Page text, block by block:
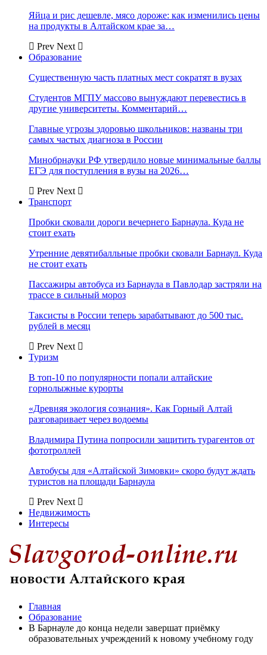
Яйца и рис дешевле, мясо дороже: как изменились цены
на продукты в Алтайском крае за…
Prev Next
Образование
Существенную часть платных мест сократят в вузах
Студентов МГПУ массово вынуждают перевестись в
другие университеты. Комментарий…
Главные угрозы здоровью школьников: названы три
самых частых диагноза в России
Минобрнауки РФ утвердило новые минимальные баллы
ЕГЭ для поступления в вузы на 2026…
Prev Next
Транспорт
Пробки сковали дороги вечернего Барнаула. Куда не
стоит ехать
Утренние девятибалльные пробки сковали Барнаул. Куда
не стоит ехать
Пассажиры автобуса из Барнаула в Павлодар застряли на
трассе в сильный мороз
Таксисты в России теперь зарабатывают до 500 тыс.
рублей в месяц
Prev Next
Туризм
В топ-10 по популярности попали алтайские
горнолыжные курорты
«Древняя экология сознания». Как Горный Алтай
разговаривает через водоемы
Владимира Путина попросили защитить турагентов от
фототроллей
Автобусы для «Алтайской Зимовки» скоро будут ждать
туристов на площади Барнаула
Prev Next
Недвижимость
Интересы
Главная
Образование
В Барнауле до конца недели завершат приёмку
образовательных учреждений к новому учебному году